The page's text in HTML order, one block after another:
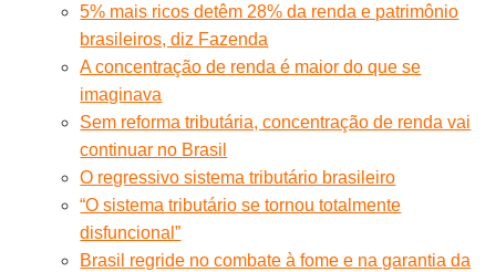
5% mais ricos detêm 28% da renda e patrimônio
brasileiros, diz Fazenda
A concentração de renda é maior do que se
imaginava
Sem reforma tributária, concentração de renda vai
continuar no Brasil
O regressivo sistema tributário brasileiro
“O sistema tributário se tornou totalmente
disfuncional”
Brasil regride no combate à fome e na garantia da